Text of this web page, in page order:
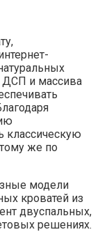
и массива
классическую
же по
модели
кроватей из
двуспальных,
решениях.